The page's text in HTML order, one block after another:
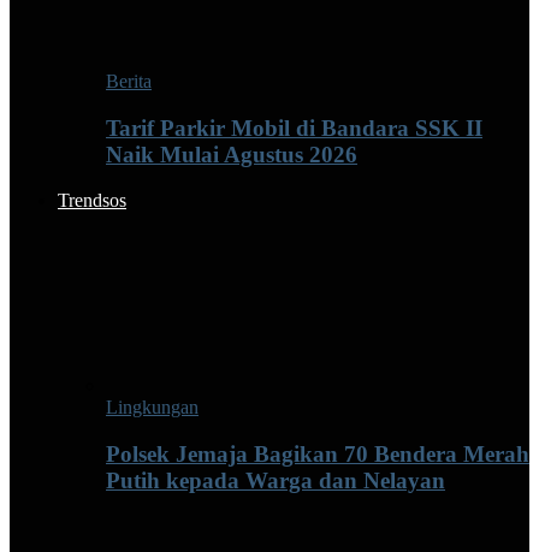
Berita
Tarif Parkir Mobil di Bandara SSK II
Naik Mulai Agustus 2026
Trendsos
Lingkungan
Polsek Jemaja Bagikan 70 Bendera Merah
Putih kepada Warga dan Nelayan